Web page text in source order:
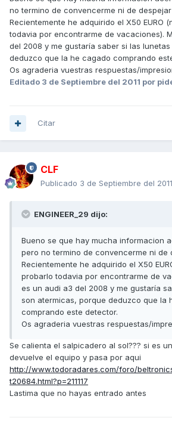
no termino de convencerme ni de
Recientemente he adquirido el X50 EURO
todavia por encontrarme de vacaciones).
del 2008 y me gustaría saber si las
deduzco que la he cagado comprando
Os agraderia vuestras respuestas/
Editado 3 de Septiembre del 2011 por
Citar
CLF
Publicado 3 de Septiembre del 2011
ENGINEER_29 dijo:
Bueno se que hay mucha informacion
pero no termino de convencerme ni de
Recientemente he adquirido el X50
probarlo todavia por encontrarme de
es un audi a3 del 2008 y me gustaría
son atermicas, porque deduzco que la
comprando este detector.
Os agraderia vuestras respuestas/
Se calienta el salpicadero al sol??? si es
devuelve el equipo y pasa por aqui
http://www.todoradares.com/foro/
t20684.html?p=211117
Lastima que no hayas entrado antes